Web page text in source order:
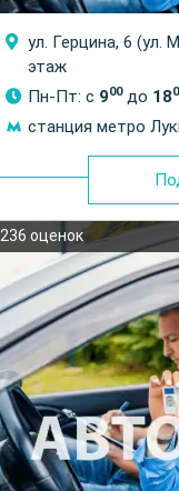
ул. Герцина, 6 (ул.
этаж
Пн-Пт: с 900до 18
станция метро
236 оценок